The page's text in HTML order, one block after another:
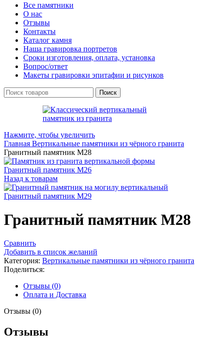
Все памятники
О нас
Отзывы
Контакты
Каталог камня
Наша гравировка портретов
Сроки изготовления, оплата, установка
Вопрос/ответ
Макеты гравировки эпитафии и рисунков
Поиск
Нажмите, чтобы увеличить
Главная Вертикальные памятники из чёрного гранита
Гранитный памятник М28
Гранитный памятник М26
Назад к товарам
Гранитный памятник М29
Гранитный памятник М28
Сравнить
Добавить в список желаний
Категория: Вертикальные памятники из чёрного гранита
Поделиться:
Отзывы (0)
Оплата и Доставка
Отзывы (0)
Отзывы